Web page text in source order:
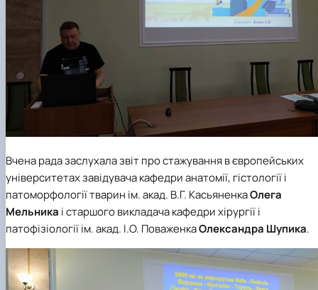
Вчена рада заслухала звіт про стажування в європейських
університетах завідувача кафедри анатомії, гістології і
патоморфології тварин ім. акад. В.Г. КасьяненкаОлега
Мельника і старшого викладача кафедри хірургії і
патофізіології ім. акад. І.О. ПоваженкаОлександра Шупика.